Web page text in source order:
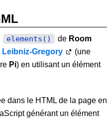
elements() de Room
Leibniz-Gregory
(une
Pi) en utilisant un élément
dans le HTML de la page en
générant un élément